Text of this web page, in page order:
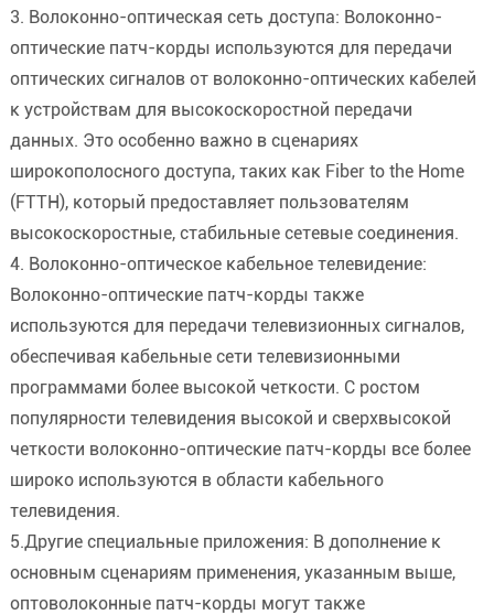
3. Волоконно-оптическая сеть доступа: Волоконно-
оптические патч-корды используются для передачи
оптических сигналов от волоконно-оптических кабелей
к устройствам для высокоскоростной передачи
данных. Это особенно важно в сценариях
широкополосного доступа, таких как Fiber to the Home
(FTTH), который предоставляет пользователям
высокоскоростные, стабильные сетевые соединения.
4. Волоконно-оптическое кабельное телевидение:
Волоконно-оптические патч-корды также
используются для передачи телевизионных сигналов,
обеспечивая кабельные сети телевизионными
программами более высокой четкости. С ростом
популярности телевидения высокой и сверхвысокой
четкости волоконно-оптические патч-корды все более
широко используются в области кабельного
телевидения.
5.Другие специальные приложения: В дополнение к
основным сценариям применения, указанным выше,
оптоволоконные патч-корды могут также